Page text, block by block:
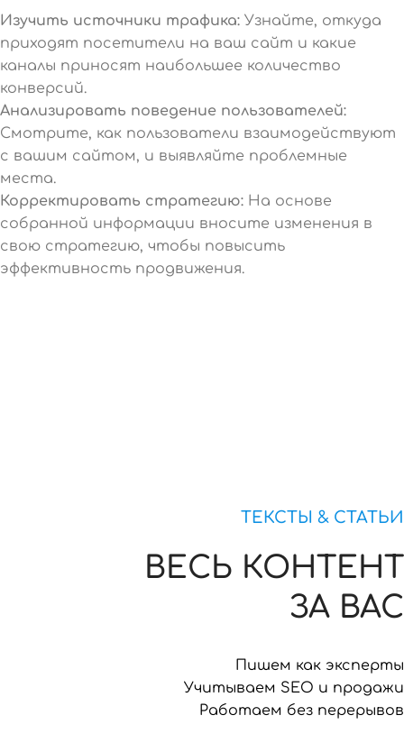
Изучить источники трафика: Узнайте, откуда
приходят посетители на ваш сайт и какие
каналы приносят наибольшее количество
конверсий.
Анализировать поведение пользователей:
Смотрите, как пользователи взаимодействуют
с вашим сайтом, и выявляйте проблемные
места.
Корректировать стратегию: На основе
собранной информации вносите изменения в
свою стратегию, чтобы повысить
эффективность продвижения.
ТЕКСТЫ & СТАТЬИ
ВЕСЬ КОНТЕНТ
ЗА ВАС
Пишем как эксперты
Учитываем SEO и продажи
Работаем без перерывов